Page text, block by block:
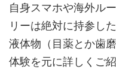
自身スマホや海外ル
リーは絶対に持参し
液体物（目薬とか歯
体験を元に詳しくご紹